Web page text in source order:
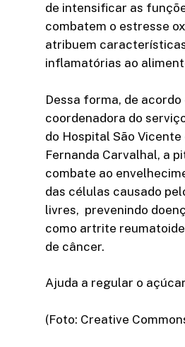
de intensificar as
combatem o estresse
atribuem
inflamatórias ao
Dessa forma, de acordo
coordenadora do
do Hospital São Vicente
Fernanda Carvalhal, a
combate ao
das células causado
livres, prevenindo
como artrite
de câncer.
Ajuda a regular o
(Foto: Creative